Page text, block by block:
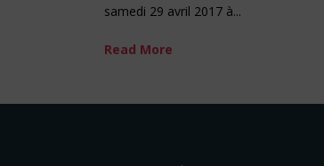
samedi 29 avril 2017 à...
Read More